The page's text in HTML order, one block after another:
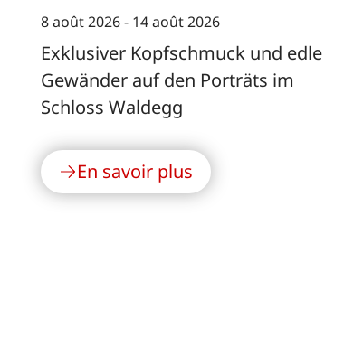
8 août 2026 - 14 août 2026
Exklusiver Kopfschmuck und edle
Gewänder auf den Porträts im
Schloss Waldegg
En savoir plus